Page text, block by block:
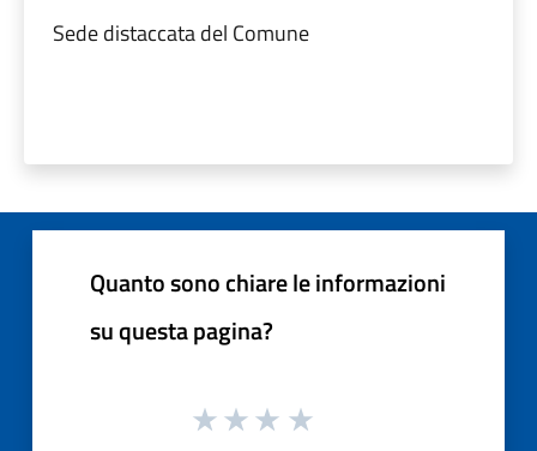
Sede distaccata del Comune
Quanto sono chiare le informazioni
su questa pagina?